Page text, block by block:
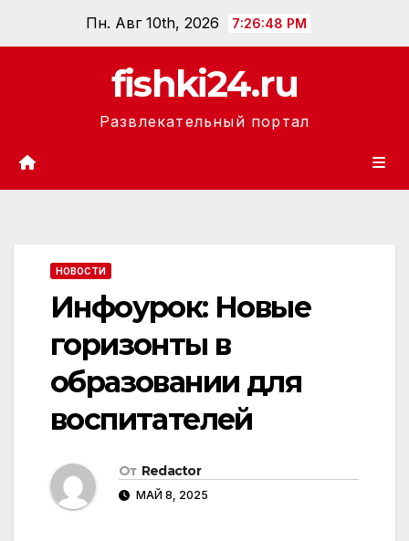
Пн. Авг 10th, 2026 7:26:49 PM
fishki24.ru
Развлекательный портал
НОВОСТИ
Инфоурок: Новые
горизонты в
образовании для
воспитателей
От Redactor
МАЙ 8, 2025